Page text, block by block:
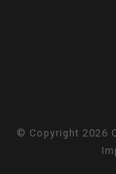
© Copyright 2026